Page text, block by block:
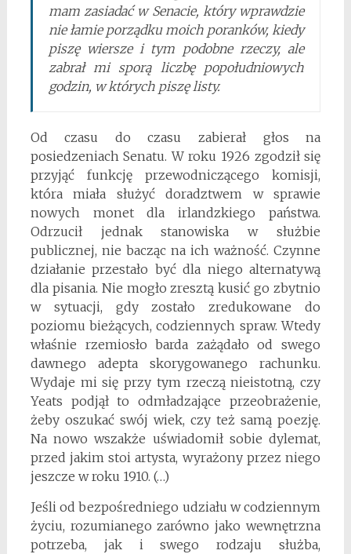
mam zasiadać w Senacie, który wprawdzie
nie łamie porządku moich poranków, kiedy
piszę wiersze i tym podobne rzeczy, ale
zabrał mi sporą liczbę popołudniowych
godzin, w których piszę listy.
Od czasu do czasu zabierał głos na
posiedzeniach Senatu. W roku 1926 zgodził się
przyjąć funkcję przewodniczącego komisji,
która miała służyć doradztwem w sprawie
nowych monet dla irlandzkiego państwa.
Odrzucił jednak stanowiska w służbie
publicznej, nie bacząc na ich ważność. Czynne
działanie przestało być dla niego alternatywą
dla pisania. Nie mogło zresztą kusić go zbytnio
w sytuacji, gdy zostało zredukowane do
poziomu bieżących, codziennych spraw. Wtedy
właśnie rzemiosło barda zażądało od swego
dawnego adepta skorygowanego rachunku.
Wydaje mi się przy tym rzeczą nieistotną, czy
Yeats podjął to odmładzające przeobrażenie,
żeby oszukać swój wiek, czy też samą poezję.
Na nowo wszakże uświadomił sobie dylemat,
przed jakim stoi artysta, wyrażony przez niego
jeszcze w roku 1910. (…)
Jeśli od bezpośredniego udziału w codziennym
życiu, rozumianego zarówno jako wewnętrzna
potrzeba, jak i swego rodzaju służba,